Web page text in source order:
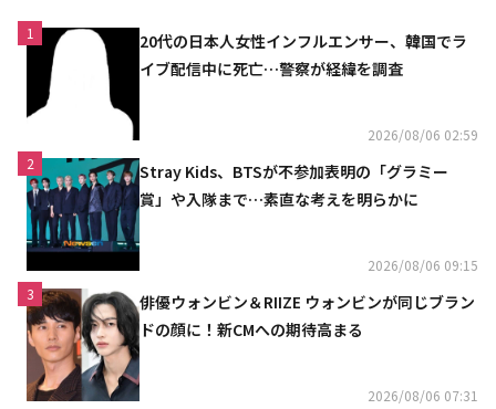
1
20代の日本人女性インフルエンサー、韓国でラ
イブ配信中に死亡…警察が経緯を調査
2026/08/06 02:59
2
Stray Kids、BTSが不参加表明の「グラミー
賞」や入隊まで…素直な考えを明らかに
2026/08/06 09:15
3
俳優ウォンビン＆RIIZE ウォンビンが同じブラン
ドの顔に！新CMへの期待高まる
2026/08/06 07:31